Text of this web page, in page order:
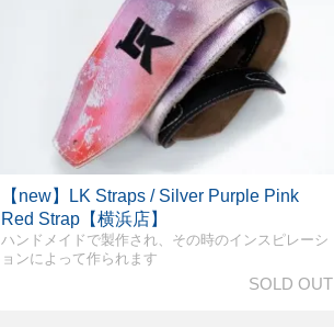
【new】LK Straps / Silver Purple Pink
Red Strap【横浜店】
ハンドメイドで製作され、その時のインスピレーシ
ョンによって作られます
SOLD OUT